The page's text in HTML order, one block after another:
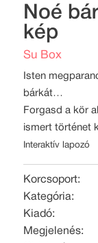
Noé
kép
Su Box
Isten
bárkát…
Forgasd a kör
ismert történet
Interaktív lapozó
Korcsoport:
Kategória:
Kiadó:
Megjelenés: